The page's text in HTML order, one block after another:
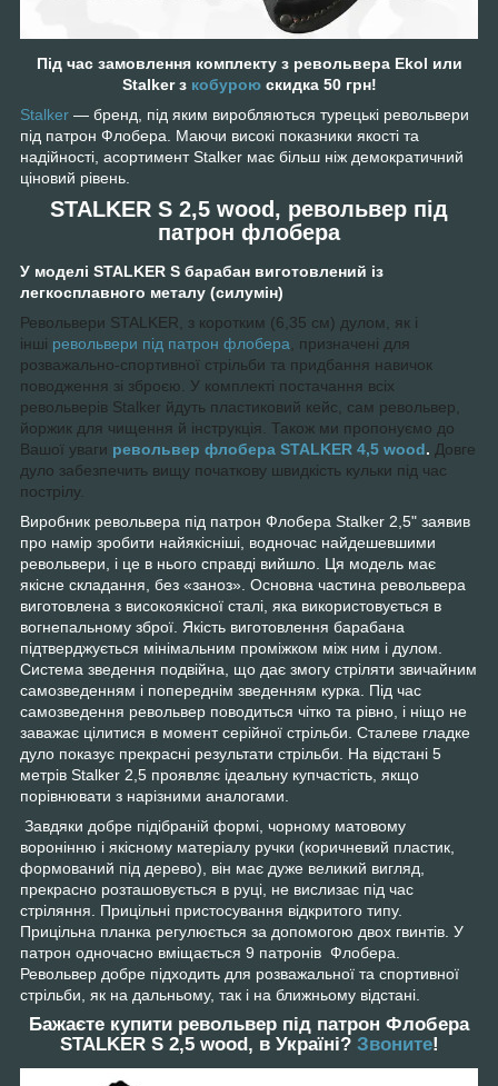
Під час замовлення комплекту з револьвера Ekol или
Stalker з кобуроюскидка 50 грн!
Stalker — бренд, під яким виробляються турецькі револьвери
під патрон Флобера. Маючи високі показники якості та
надійності, асортимент Stalker має більш ніж демократичний
ціновий рівень.
STALKER S 2,5 wood, револьвер під
патрон флобера
У моделі STALKER S барабан виготовлений із
легкосплавного металу (силумін)
Револьвери STALKER, з коротким (6,35 см) дулом, як і
інші револьвери під патрон флобера, призначені для
розважально-спортивної стрільби та придбання навичок
поводження зі зброєю. У комплекті постачання всіх
револьверів Stalker йдуть пластиковий кейс, сам револьвер,
йоржик для чищення й інструкція. Також ми пропонуємо до
Вашої уваги револьвер флобера STALKER 4,5 wood. Довге
дуло забезпечить вищу початкову швидкість кульки під час
пострілу.
Виробник револьвера під патрон Флобера Stalker 2,5" заявив
про намір зробити найякісніші, водночас найдешевшими
револьвери, і це в нього справді вийшло. Ця модель має
якісне складання, без «заноз». Основна частина револьвера
виготовлена з високоякісної сталі, яка використовується в
вогнепальному зброї. Якість виготовлення барабана
підтверджується мінімальним проміжком між ним і дулом.
Система зведення подвійна, що дає змогу стріляти звичайним
самозведенням і попереднім зведенням курка. Під час
самозведення револьвер поводиться чітко та рівно, і ніщо не
заважає цілитися в момент серійної стрільби. Сталеве гладке
дуло показує прекрасні результати стрільби. На відстані 5
метрів Stalker 2,5 проявляє ідеальну купчастість, якщо
порівнювати з нарізними аналогами.
Завдяки добре підібраній формі, чорному матовому
воронінню і якісному матеріалу ручки (коричневий пластик,
формований під дерево), він має дуже великий вигляд,
прекрасно розташовується в руці, не вислизає під час
стріляння. Прицільні пристосування відкритого типу.
Прицільна планка регулюється за допомогою двох гвинтів. У
патрон одночасно вміщається 9 патронів Флобера.
Револьвер добре підходить для розважальної та спортивної
стрільби, як на дальньому, так і на ближньому відстані.
Бажаєте купити револьвер під патрон Флобера
STALKER S 2,5 wood, в Україні? Звоните!